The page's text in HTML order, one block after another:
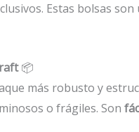
Estas bolsas
📦
más robusto y
o frágiles. Son